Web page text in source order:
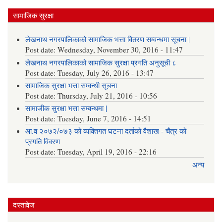
सामाजिक सुरक्षा
लेखनाथ नगरपालिकाको सामाजिक भत्ता वितरण सम्वन्धमा सूचना |
Post date:Wednesday, November 30, 2016 - 11:47
लेखनाथ नगरपालिकाको सामाजिक सुरक्षा प्रगति अनुसूची ८
Post date:Tuesday, July 26, 2016 - 13:47
सामाजिक सुरक्षा भत्ता सम्वन्धी सूचना
Post date:Thursday, July 21, 2016 - 10:56
सामाजीक सुरक्षा भत्ता सम्वन्धमा |
Post date:Tuesday, June 7, 2016 - 14:51
आ.व २०७२/०७३ को व्यक्तिगत घटना दर्ताको वैशाख - चैत्र को
प्रगति विवरण
Post date:Tuesday, April 19, 2016 - 22:16
अन्य
दस्तावेज